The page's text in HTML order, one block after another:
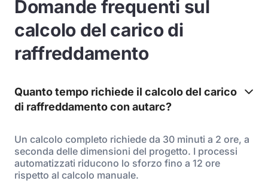
Domande frequenti sul
calcolo del carico di
raffreddamento
Quanto tempo richiede il calcolo del carico
di raffreddamento con autarc?
Un calcolo completo richiede da 30 minuti a 2 ore, a
seconda delle dimensioni del progetto. I processi
automatizzati riducono lo sforzo fino a 12 ore
rispetto al calcolo manuale.